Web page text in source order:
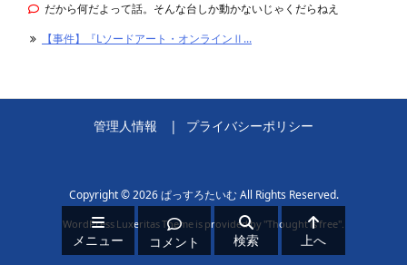
だから何だよって話。そんな台しか動かないじゃくだらねえ
【事件】『Lソードアート・オンラインⅡ...
管理人情報 プライバシーポリシー
Copyright ©2026 ぱっすろたいむAll Rights Reserved.
WordPress Luxeritas Theme is provided by "Thought is free".
メニュー コメント 検索 上へ